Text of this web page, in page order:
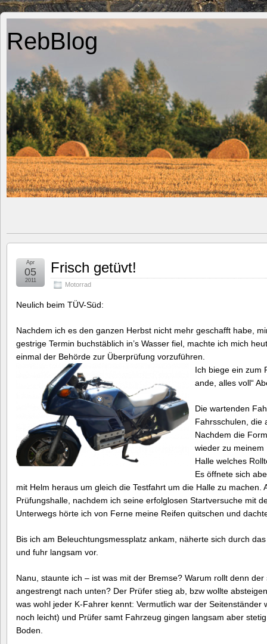
RebBlog
Frisch getüvt!
Motorrad
Apr
05
2011
Neulich beim TÜV-Süd:
Nachdem ich es den ganzen Herbst nicht mehr geschafft habe,
gestrige Termin buchstäblich in’s Wasser fiel, machte ich mich
einmal der Behörde zur Überprüfung vorzuführen.
Ich biege ein zum
ande, alles voll“
Die wartenden
Fahrsschulen, die
Nachdem die
wieder zu
Halle welches
Es öffnete sich
mit Helm heraus um gleich die Testfahrt um die Halle zu machen.
Prüfungshalle, nachdem ich seine erfolglosen Startversuche mit
Unterwegs hörte ich von Ferne meine Reifen quitschen und
Bis ich am Beleuchtungsmessplatz ankam, näherte sich durch
und fuhr langsam vor.
Nanu, staunte ich – ist was mit der Bremse? Warum rollt denn
angestrengt nach unten? Der Prüfer stieg ab, bzw wollte
was wohl jeder K-Fahrer kennt: Vermutlich war der
noch leicht) und Prüfer samt Fahrzeug gingen langsam aber
Boden.